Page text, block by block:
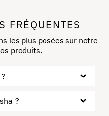
FRÉQUENTES
les plus posées sur notre
produits.
?